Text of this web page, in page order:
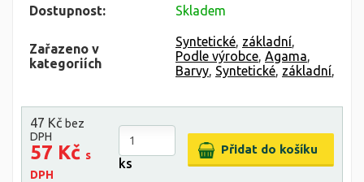
Dostupnost: Skladem
Zařazeno v
kategoriích
Syntetické, základní,
Podle výrobce, Agama,
Barvy, Syntetické, základní,
47 Kč bez
DPH
57 Kč s
DPH
ks